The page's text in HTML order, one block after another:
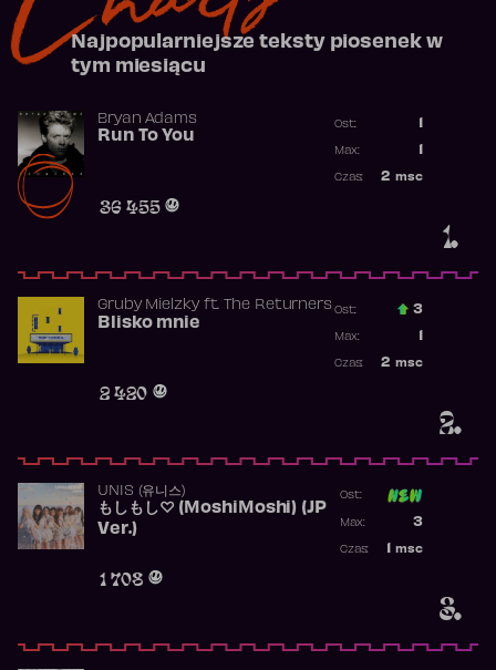
Najpopularniejsze teksty piosenek w
tym miesiącu
1.
Bryan Adams
Run To You
36 455
Ost.:
Max:
2 msc
Czas:
2.
Gruby Mielzkyft. The Returners
Blisko mnie
2 420
Ost.: 3
Max:
2 msc
Czas:
3.
UNIS (유니스)
もしもし♡ (MoshiMoshi) (JP
Ver.)
1 708
Ost:
3
Max:
msc
Czas: